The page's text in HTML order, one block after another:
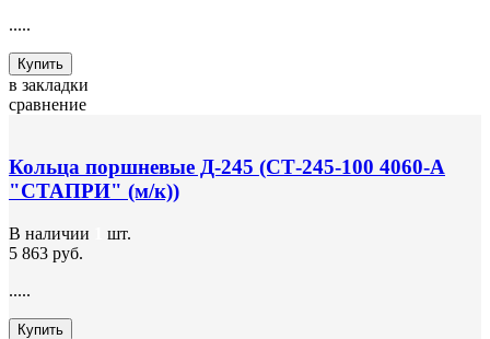
.....
Купить
в закладки
сравнение
Кольца поршневые Д-245 (СТ-245-100 4060-А
"СТАПРИ" (м/к))
В наличии
шт.
5 863 руб.
.....
Купить